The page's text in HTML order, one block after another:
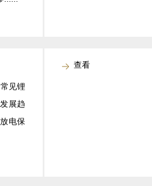
见锂
展趋
电保
查看